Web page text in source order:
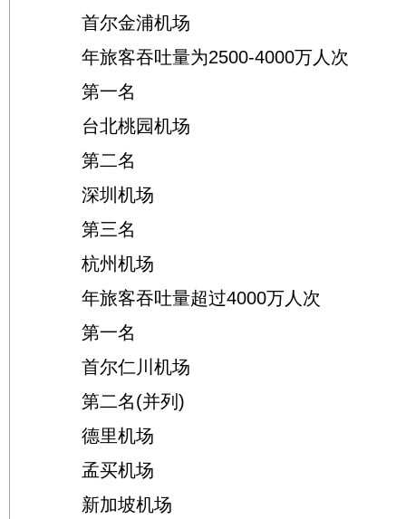
首尔金浦机场
年旅客吞吐量为2500-4000万人次
第一名
台北桃园机场
第二名
深圳机场
第三名
杭州机场
年旅客吞吐量超过4000万人次
第一名
首尔仁川机场
第二名(并列)
德里机场
孟买机场
新加坡机场